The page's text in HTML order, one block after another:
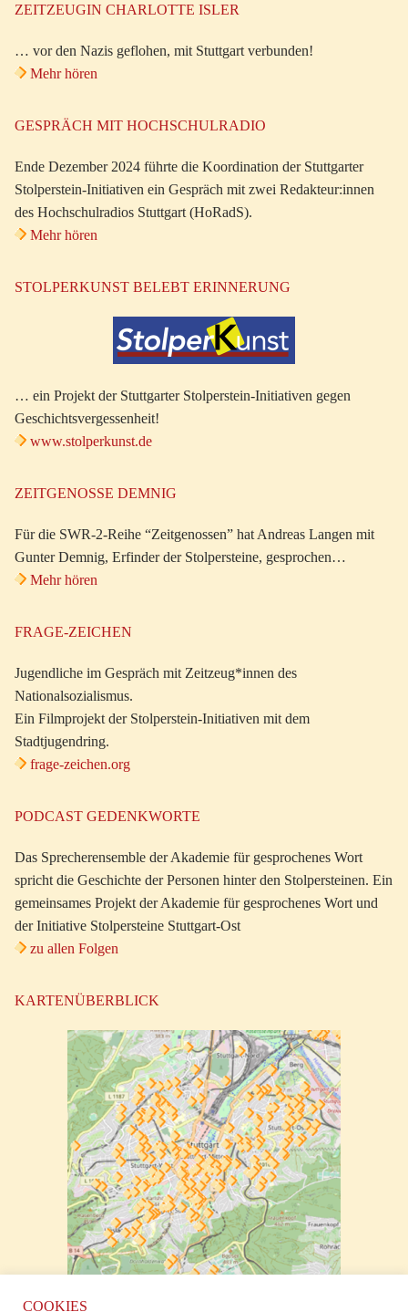
ZEITZEUGIN CHARLOTTE ISLER
… vor den Nazis geflohen, mit Stuttgart verbunden!
Mehr hören
GESPRÄCH MIT HOCHSCHULRADIO
Ende Dezember 2024 führte die Koordination der Stuttgarter
Stolperstein-Initiativen ein Gespräch mit zwei Redakteur:innen
des Hochschulradios Stuttgart (HoRadS).
Mehr hören
STOLPERKUNST BELEBT ERINNERUNG
… ein Projekt der Stuttgarter Stolperstein-Initiativen gegen
Geschichtsvergessenheit!
www.stolperkunst.de
ZEITGENOSSE DEMNIG
Für die SWR-2-Reihe “Zeitgenossen” hat Andreas Langen mit
Gunter Demnig, Erfinder der Stolpersteine, gesprochen…
Mehr hören
FRAGE-ZEICHEN
Jugendliche im Gespräch mit Zeitzeug*innen des
Nationalsozialismus.
Ein Filmprojekt der Stolperstein-Initiativen mit dem
Stadtjugendring.
frage-zeichen.org
PODCAST GEDENKWORTE
Das Sprecherensemble der Akademie für gesprochenes Wort
spricht die Geschichte der Personen hinter den Stolpersteinen. Ein
gemeinsames Projekt der Akademie für gesprochenes Wort und
der Initiative Stolpersteine Stuttgart-Ost
zu allen Folgen
KARTENÜBERBLICK
COOKIES